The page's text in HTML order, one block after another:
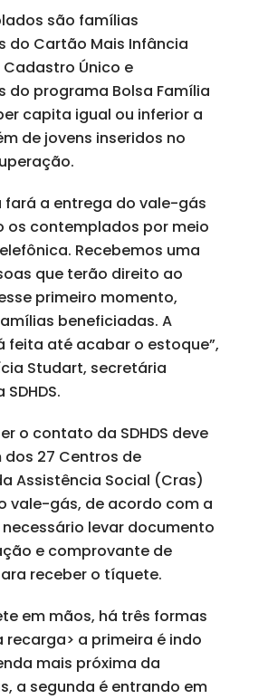
são famílias
do Cartão Mais Infância
Único e
do programa Bolsa Família
capita igual ou inferior a
de jovens inseridos no
fará a entrega do vale-gás
os contemplados por meio
Recebemos uma
que terão direito ao
primeiro momento,
beneficiadas. A
feita até acabar o estoque”,
Studart, secretária
o contato da SDHDS deve
27 Centros de
Assistência Social (Cras)
vale-gás, de acordo com a
necessário levar documento
e comprovante de
receber o tíquete.
em mãos, há três formas
recarga> a primeira é indo
mais próxima da
a segunda é entrando em